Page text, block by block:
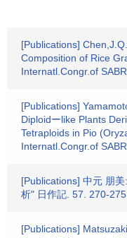
[Publications]
Composition of Rice
Internatl.Congr.of
[Publications]
Diploidーlike Plants
Tetraploids in Pio
Internatl.Congr.of
[Publications] 中元 朋
析" 日作記. 57. 270-
[Publications]